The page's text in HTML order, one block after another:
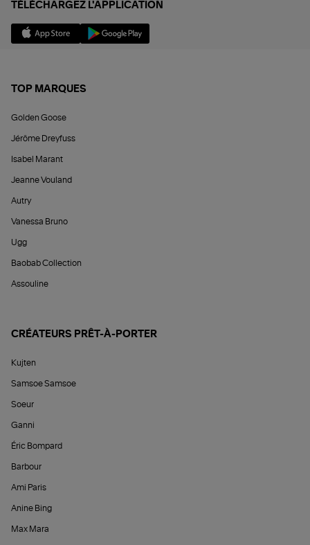
TÉLÉCHARGEZ L'APPLICATION
TOP MARQUES
Golden Goose
Jérôme Dreyfuss
Isabel Marant
Jeanne Vouland
Autry
Vanessa Bruno
Ugg
Baobab Collection
Assouline
CRÉATEURS PRÊT-À-PORTER
Kujten
Samsoe Samsoe
Soeur
Ganni
Éric Bompard
Barbour
Ami Paris
Anine Bing
Max Mara